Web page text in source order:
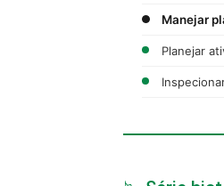
Manejar
Planejar